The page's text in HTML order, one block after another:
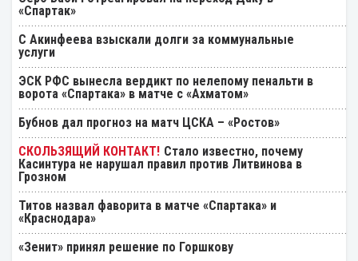
«Спартак»
С Акинфеева взыскали долги за коммунальные
услуги
ЭСК РФС вынесла вердикт по нелепому пенальти в
ворота «Спартака» в матче с «Ахматом»
Бубнов дал прогноз на матч ЦСКА – «Ростов»
Стало известно, почему
Касинтура не нарушал правил против Литвинова в
Грозном
Титов назвал фаворита в матче «Спартака» и
«Краснодара»
«Зенит» принял решение по Горшкову